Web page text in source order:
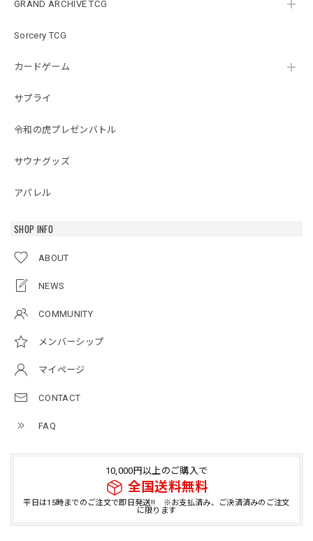
GRAND ARCHIVE TCG
Sorcery TCG
カードゲーム
サプライ
令和の虎プレゼンバトル
サウナグッズ
アパレル
SHOP INFO
ABOUT
NEWS
COMMUNITY
メンバーシップ
マイページ
CONTACT
FAQ
10,000円以上のご購入で
全国送料無料
平日は15時までのご注文で即日発送!! ※お支払済み、ご決済済みのご注文
に限ります